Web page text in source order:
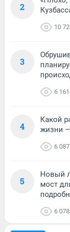
2
10
3
6 161
4
Какой
жизни
6 087
5
Новый
мост
6 078